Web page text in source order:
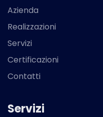
Azienda
Realizzazioni
Servizi
Certificazioni
Contatti
Servizi